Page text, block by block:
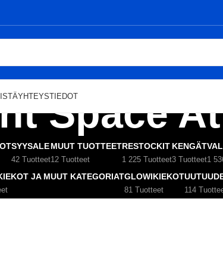
YHTEYSTIEDOTSpace
SYYSALE
42 Tuotteet
MUUT TUOTTEET
12 Tuotteet
RESTOCKIT
1 225 Tuotteet
KENGÄT
3 Tuotteet1
JA MUUT KATEGORIATGLOWIKIEKOT
81 Tuotteet 114